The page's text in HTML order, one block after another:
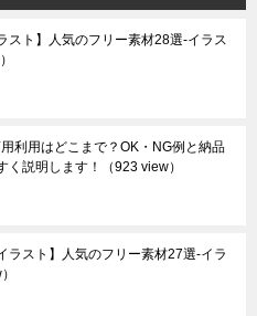
スト】人気のフリー素材28選-イラス
用利用はどこまで？OK・NG例と納品
く説明します！
（923 view）
ラスト】人気のフリー素材27選-イラ